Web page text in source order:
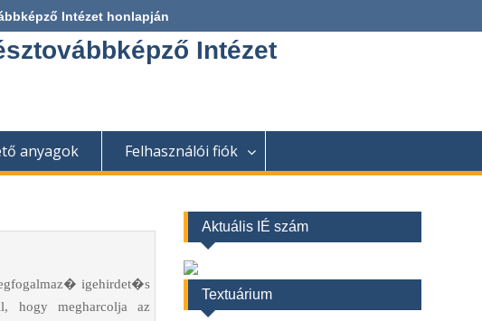
Intézet honlapján
Intézet
anyagok Felhasználói fiók
igehirdet�s
hogy megharcolja az
Aktuális IÉ szám
Textuárium